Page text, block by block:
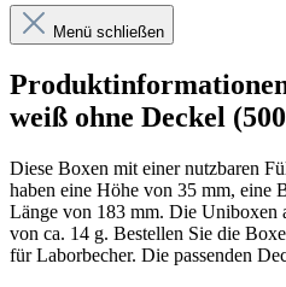
Menü schließen
weiß ohne Deckel
Diese Boxen mit einer nutzbaren
haben eine Höhe von 35 mm, eine
Länge von 183 mm. Die Uniboxen
von ca. 14 g. Bestellen Sie die
für Laborbecher. Die passenden